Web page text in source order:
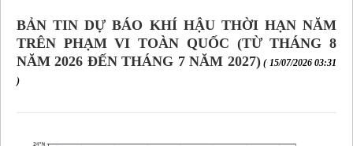
BẢN TIN DỰ BÁO KHÍ HẬU THỜI HẠN NĂM
TRÊN PHẠM VI TOÀN QUỐC (TỪ THÁNG 8
NĂM 2026 ĐẾN THÁNG 7 NĂM 2027)( 15/07/2026 03:31
)